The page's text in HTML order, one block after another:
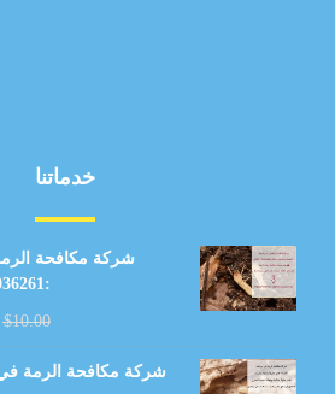
خدماتنا
شركة مكافحة
:0507036261
$10.00
شركة مكافحة الرمة في